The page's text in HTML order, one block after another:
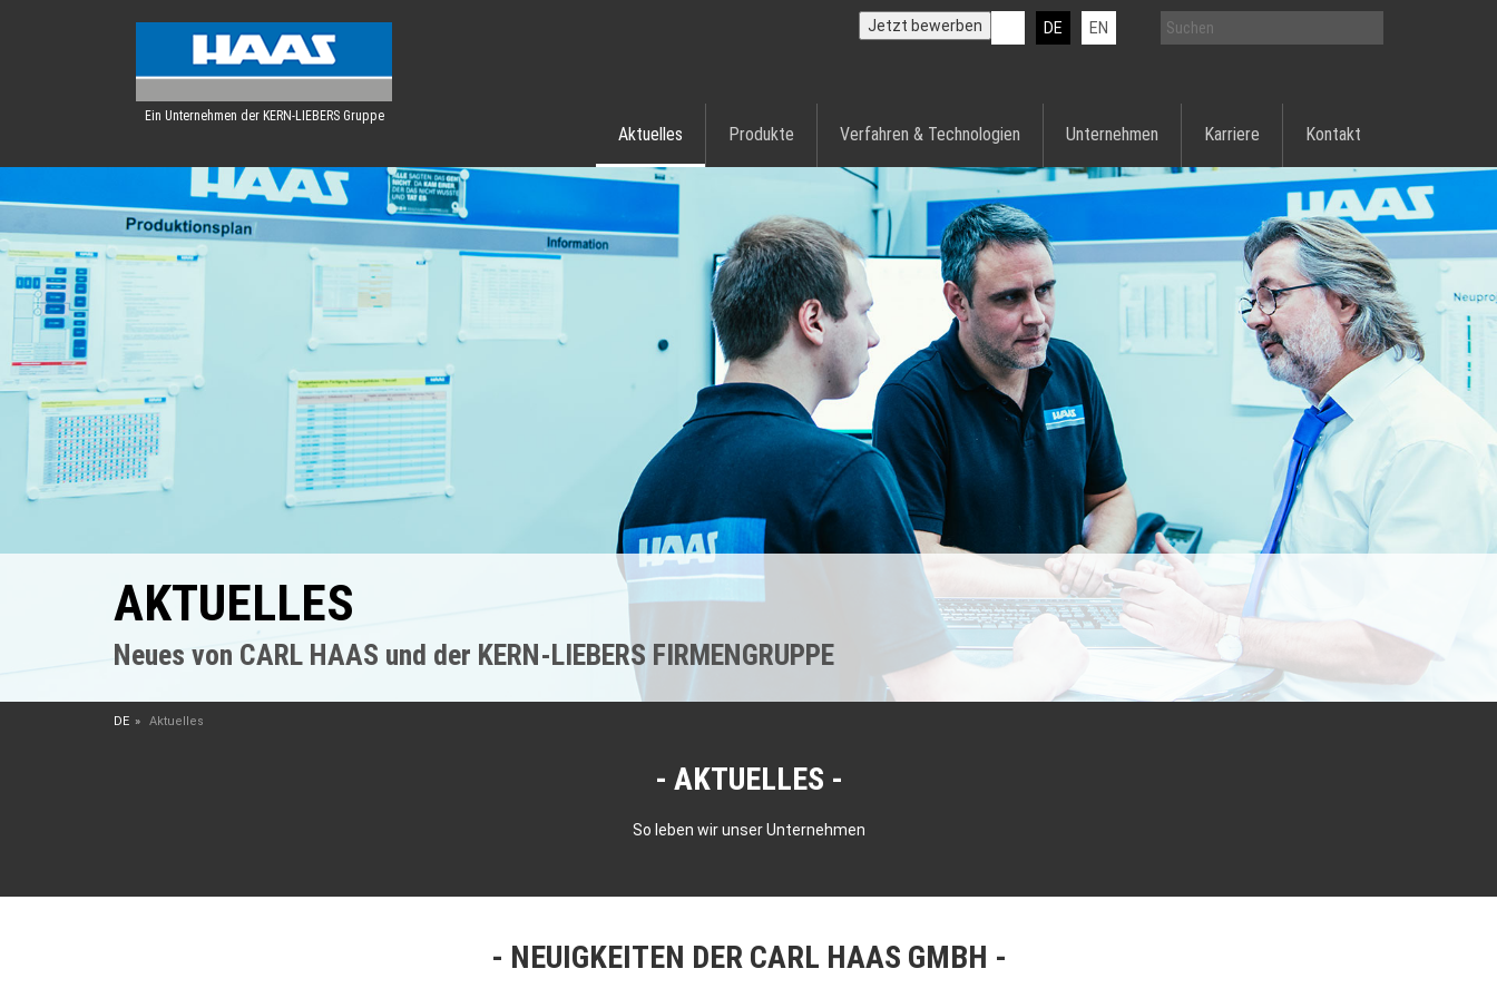
Ein Unternehmen der KERN-LIEBERS Gruppe
DE EN
Jetzt bewerben
Aktuelles Produkte Verfahren & Technologien Unternehmen Karriere Kontakt
AKTUELLES
Neues von CARL HAAS und der KERN-LIEBERS FIRMENGRUPPE
DE Aktuelles
AKTUELLES
So leben wir unser Unternehmen
NEUIGKEITEN DER CARL HAAS GMBH